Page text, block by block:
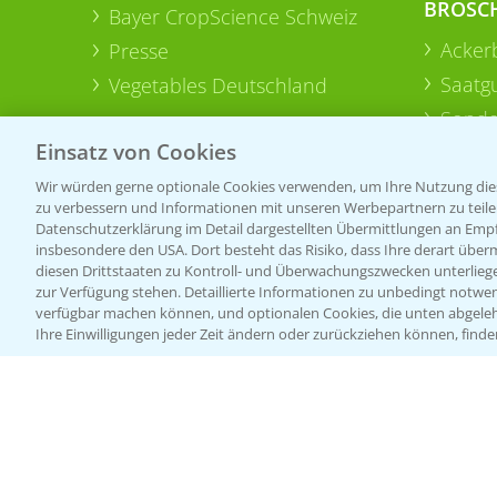
Bayer CropScience Schweiz
Presse
Vegetables Deutschland
Einsatz von Cookies
Wir würden gerne optionale Cookies verwenden, um Ihre Nutzung
zu verbessern und Informationen mit unseren Werbepartnern zu
Datenschutzerklärung im Detail dargestellten Übermittlungen an
insbesondere den USA. Dort besteht das Risiko, dass Ihre derart
diesen Drittstaaten zu Kontroll- und Überwachungszwecken
zur Verfügung stehen. Detaillierte Informationen zu unbedingt
verfügbar machen können, und optionalen Cookies, die unten
Ihre Einwilligungen jeder Zeit ändern oder zurückziehen können,